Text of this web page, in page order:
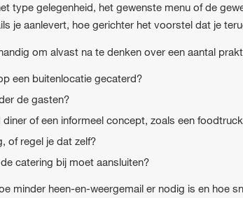
type gelegenheid, het gewenste menu of de
je aanlevert, hoe gerichter het voorstel dat je
om alvast na te denken over een aantal
een buitenlocatie gecaterd?
de gasten?
of een informeel concept, zoals een
of regel je dat zelf?
catering bij moet aansluiten?
minder heen-en-weergemail er nodig is en hoe